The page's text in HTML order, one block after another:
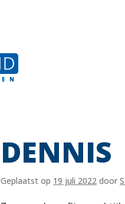
DENNIS
Geplaatst op 19 juli 2022 door